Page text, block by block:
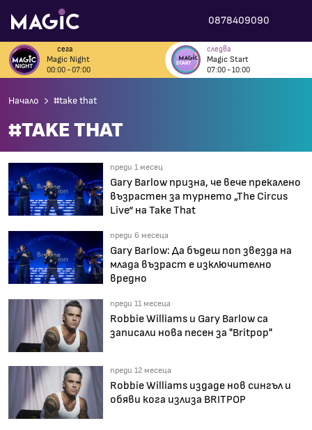
0878409090
сега
Magic Night
00:00 - 07:00
следва
Magic Start
07:00 - 10:00
Начало #take that
#TAKE THAT
преди 1 месец
Gary Barlow призна, че вече прекалено
възрастен за турнето „The Circus
Live“ на Take That
преди 6 месеца
Gary Barlow: Да бъдеш поп звезда на
млада възраст е изключително
вредно
преди 11 месеца
Robbie Williams и Gary Barlow са
записали нова песен за "Britpop"
преди 12 месеца
Robbie Williams издаде нов сингъл и
обяви кога излиза BRITPOP